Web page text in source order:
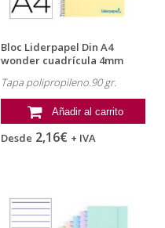
Bloc Liderpapel Din A4
wonder cuadrícula 4mm
Tapa polipropileno.90 gr.
Añadir al carrito
Desde 2,16€ + IVA